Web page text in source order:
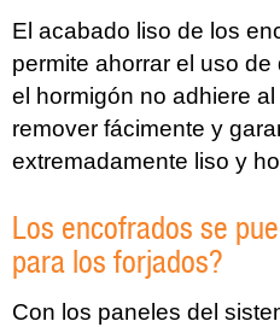
El acabado liso de los
permite ahorrar el uso
el hormigón no adhiere
remover fácimente y
extremadamente liso y
Los encofrados se
para los forjados?
Con los paneles del